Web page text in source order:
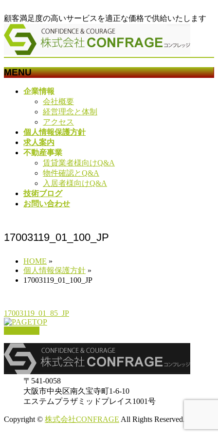
顧客満足度の高いサービスを適正な価格で供給いたします
MENU
企業情報
会社概要
経営理念と体制
アクセス
個人情報保護方針
求人案内
不動産事業
賃貸業者様向けQ&A
物件確認とQ&A
入居者様向けQ&A
技術ブログ
お問い合わせ
17003119_01_100_JP
HOME »
個人情報保護方針 »
17003119_01_100_JP
17003119_01_85_JP
〒541-0058
大阪市中央区南久宝寺町1-6-10
エステムプラザミッドプレイス1001号
Copyright © 株式会社CONFRAGE All Rights Reserved.